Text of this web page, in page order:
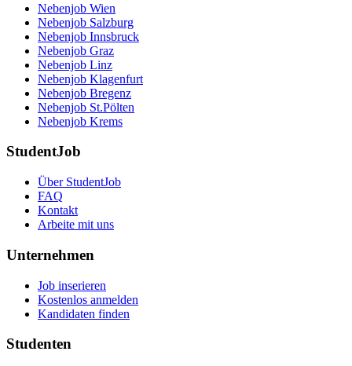
Nebenjob Wien
Nebenjob Salzburg
Nebenjob Innsbruck
Nebenjob Graz
Nebenjob Linz
Nebenjob Klagenfurt
Nebenjob Bregenz
Nebenjob St.Pölten
Nebenjob Krems
StudentJob
Über StudentJob
FAQ
Kontakt
Arbeite mit uns
Unternehmen
Job inserieren
Kostenlos anmelden
Kandidaten finden
Studenten